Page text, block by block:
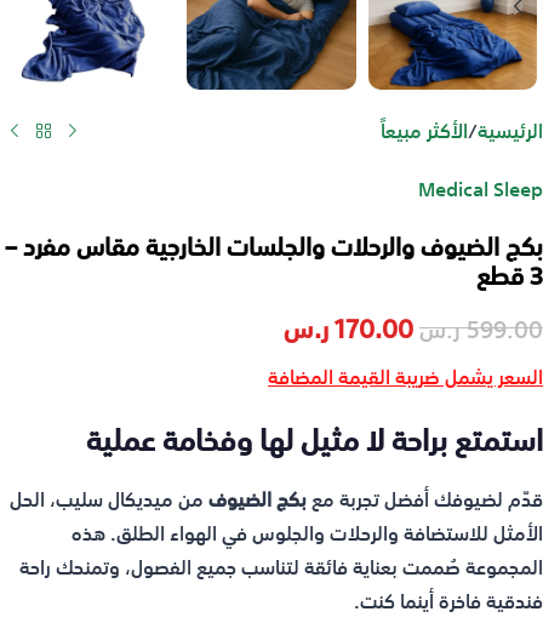
الرئيسية/الأكثر مبيعاً
Medical Sleep
بكج الضيوف والرحلات والجلسات الخارجية مقاس مفرد –
3 قطع
599.00ر.س170.00ر.س
السعر يشمل ضريبة القيمة المضافة
استمتع براحة لا مثيل لها وفخامة عملية
قدّم لضيوفك أفضل تجربة معبكج الضيوفمن ميديكال سليب، الحل
الأمثل للاستضافة والرحلات والجلوس في الهواء الطلق. هذه
المجموعة صُممت بعناية فائقة لتناسب جميع الفصول، وتمنحك راحة
فندقية فاخرة أينما كنت.